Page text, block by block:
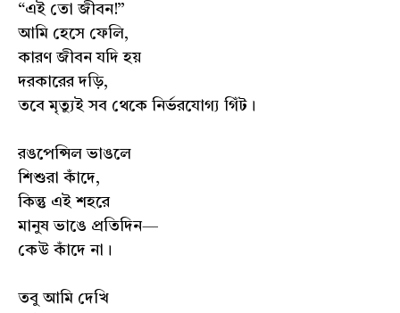
“এই তো জীবন!”
আমি হেসে ফেলি,
কারণ জীবন যদি হয়
দরকারের দড়ি,
তবে মৃত্যুই সব থেকে নির্ভরযোগ্য গিঁট।
রঙপেন্সিল ভাঙলে
শিশুরা কাঁদে,
কিন্তু এই শহরে
মানুষ ভাঙে প্রতিদিন—
কেউ কাঁদে না।
তবু আমি দেখি